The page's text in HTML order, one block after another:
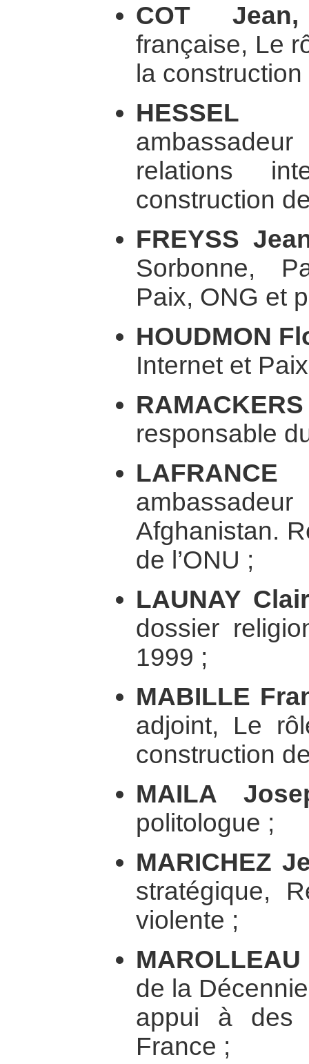
COT
française, Le
la
HESSEL
relations
construction
FREYSS
Sorbonne,
Paix, ONG et
HOUDMON
Internet et
responsable
Afghanistan.
de l’ONU ;
LAUNAY
dossier
1999 ;
MABILLE
adjoint, Le
construction
MAILA
politologue ;
MARICHEZ
stratégique,
violente ;
de la
appui à des
France ;